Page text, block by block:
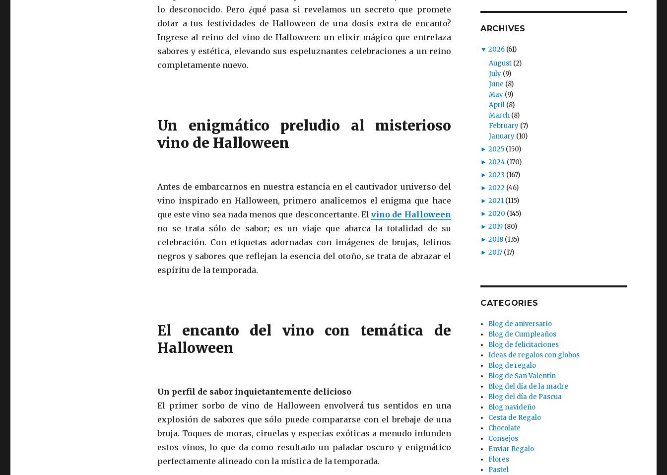
lo desconocido. Pero ¿qué pasa si revelamos un secreto que promete
dotar a tus festividades de Halloween de una dosis extra de encanto?
Ingrese al reino del vino de Halloween: un elixir mágico que entrelaza
sabores y estética, elevando sus espeluznantes celebraciones a un reino
completamente nuevo.
Un enigmático preludio al misterioso
vino de Halloween
Antes de embarcarnos en nuestra estancia en el cautivador universo del
vino inspirado en Halloween, primero analicemos el enigma que hace
que este vino sea nada menos que desconcertante. Elvino de Halloween
no se trata sólo de sabor; es un viaje que abarca la totalidad de su
celebración. Con etiquetas adornadas con imágenes de brujas, felinos
negros y sabores que reflejan la esencia del otoño, se trata de abrazar el
espíritu de la temporada.
El encanto del vino con temática de
Halloween
Un perfil de sabor inquietantemente delicioso
El primer sorbo de vino de Halloween envolverá tus sentidos en una
explosión de sabores que sólo puede compararse con el brebaje de una
bruja. Toques de moras, ciruelas y especias exóticas a menudo infunden
estos vinos, lo que da como resultado un paladar oscuro y enigmático
perfectamente alineado con la mística de la temporada.
ARCHIVES
▼ 2026 (61)
August (2)
July (9)
June (8)
May (9)
April (8)
March (8)
February (7)
January (10)
► 2025 (150)
► 2024 (170)
► 2023 (167)
► 2022 (46)
► 2021 (115)
► 2020 (145)
► 2019 (80)
► 2018 (135)
► 2017 (17)
CATEGORIES
Blog de aniversario
Blog de Cumpleaños
Blog de felicitaciones
Ideas de regalos con globos
Blog de regalo
Blog de San Valentín
Blog del día de la madre
Blog del día de Pascua
Blog navideño
Cesta de Regalo
Chocolate
Consejos
Enviar Regalo
Flores
Pastel